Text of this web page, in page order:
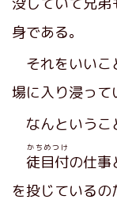
身である。
それをいいこ
場に入り浸って
なんというこ
徒目付
かちめつけ
の仕事
を投じているの